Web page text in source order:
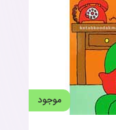
موجود